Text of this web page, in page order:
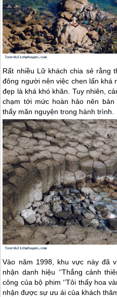
Rất nhiều Lữ khách chia sẻ rằng
đông người nên việc chen lấn khá
đẹp là khá khó khăn. Tuy nhiên,
chạm tới mức hoàn hảo nên
thấy mãn nguyện trong hành trình.
Vào năm 1998, khu vực này đã
nhận danh hiệu ‘’Thắng cảnh
công của bộ phim ‘’Tôi thấy hoa
nhận được sự ưu ái của khách